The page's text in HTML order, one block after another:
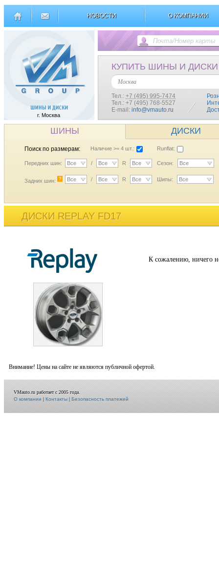
НОВОСТИ О КОМПАНИИ
г. Москва
КУПИТЬ ШИНЫ И ДИСКИ
Москва
Тел.: +7 (495) 995-7474
Тел.: +7 (495) 768-5527
E-mail: info@vmauto.ru
ШИНЫ ДИСКИ
Поиск по размерам: Наличие >= 4 шт.: Runflat:
Передних шин: Все / Все R Все Сезон: Все
Задних шин: ? Все / Все R Все Шипы: Все
ДИСКИ REPLAY FD17
К сожалению, ничего
Внимание! Цены на сайте не являются публичной офертой.
VMauto.ru работает с 2005 года.
О компании|Контакты|Безопасность платежей